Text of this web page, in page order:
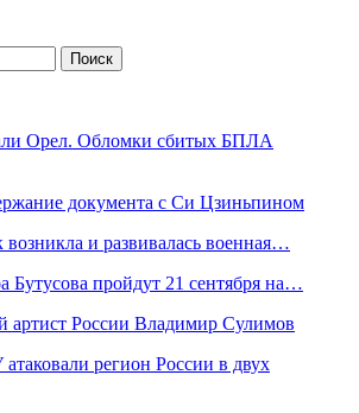
Орел. Обломки сбитых БПЛА
документа с Си Цзиньпином
возникла и развивалась военная…
Бутусова пройдут 21 сентября на…
артист России Владимир Сулимов
регион России в двух